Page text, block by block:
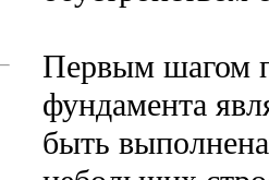
Первым шагом
фундамента
быть